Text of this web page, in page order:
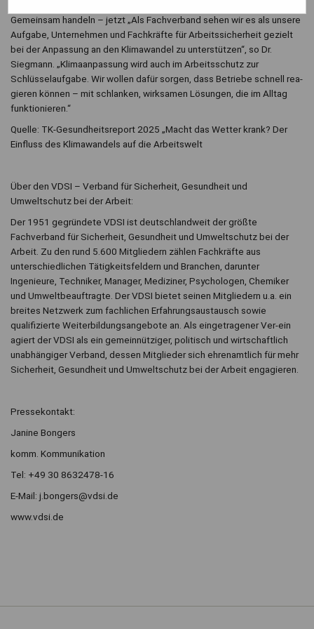
Gemeinsam handeln – jetzt „Als Fachverband sehen wir es als unsere
Aufgabe, Unternehmen und Fachkräfte für Arbeitssicherheit gezielt
bei der Anpassung an den Klimawandel zu unterstützen“, so Dr.
Siegmann. „Klimaanpassung wird auch im Arbeitsschutz zur
Schlüsselaufgabe. Wir wollen dafür sorgen, dass Betriebe schnell rea-
gieren können – mit schlanken, wirksamen Lösungen, die im Alltag
funktionieren.“
Quelle: TK-Gesundheitsreport 2025 „Macht das Wetter krank? Der
Einfluss des Klimawandels auf die Arbeitswelt
Über den VDSI – Verband für Sicherheit, Gesundheit und
Umweltschutz bei der Arbeit:
Der 1951 gegründete VDSI ist deutschlandweit der größte
Fachverband für Sicherheit, Gesundheit und Umweltschutz bei der
Arbeit. Zu den rund 5.600 Mitgliedern zählen Fachkräfte aus
unterschiedlichen Tätigkeitsfeldern und Branchen, darunter
Ingenieure, Techniker, Manager, Mediziner, Psychologen, Chemiker
und Umweltbeauftragte. Der VDSI bietet seinen Mitgliedern u.a. ein
breites Netzwerk zum fachlichen Erfahrungsaustausch sowie
qualifizierte Weiterbildungsangebote an. Als eingetragener Ver-ein
agiert der VDSI als ein gemeinnütziger, politisch und wirtschaftlich
unabhängiger Verband, dessen Mitglieder sich ehrenamtlich für mehr
Sicherheit, Gesundheit und Umweltschutz bei der Arbeit engagieren.
Pressekontakt:
Janine Bongers
komm. Kommunikation
Tel: +49 30 8632478-16
E-Mail: j.bongers@vdsi.de
www.vdsi.de